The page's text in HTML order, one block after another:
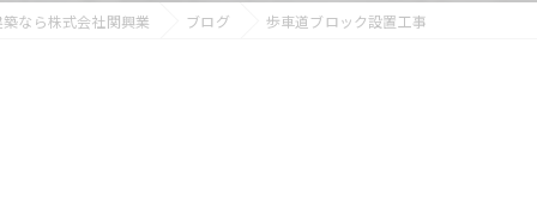
なら株式会社関興業 ブログ 歩車道ブロック設置工事